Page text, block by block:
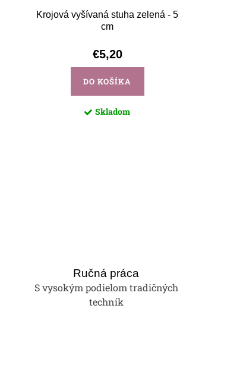
Krojová vyšívaná stuha zelená - 5
cm
€5,20
DO KOŠÍKA
Skladom
Ručná práca
S vysokým podielom tradičných
techník